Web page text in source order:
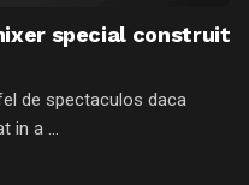
special construit
de spectaculos daca
in a ...